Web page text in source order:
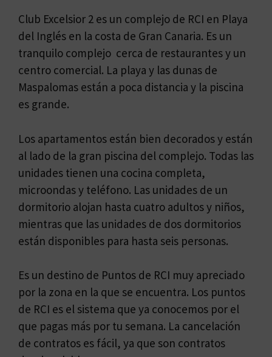
Club Excelsior 2 es un complejo de RCI en Playa
del Inglés en la costa de Gran Canaria. Es un
tranquilo complejo cerca de restaurantes y un
centro comercial. La playa y las dunas de
Maspalomas están a poca distancia y la piscina
es grande.
Los apartamentos están bien decorados y están
al lado de la gran piscina del complejo. Todas las
unidades tienen una cocina completa,
microondas y teléfono. Las unidades de un
dormitorio alojan hasta cuatro adultos y niños,
mientras que las unidades de dos dormitorios
están disponibles para hasta seis personas.
Es un destino de Puntos de RCI muy apreciado
por la zona en la que se encuentra. Los puntos
de RCI es el sistema que ya conocemos por el
que pagas más por tu semana. La cancelación
de contratos es fácil, ya que son contratos